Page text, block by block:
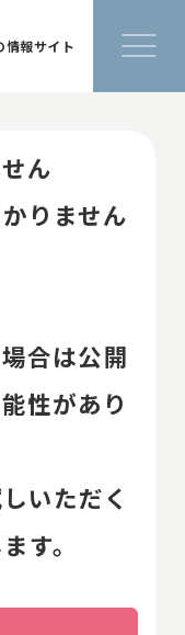
情報サイト
ん
りません
合は公開
性があり
いただく
す。